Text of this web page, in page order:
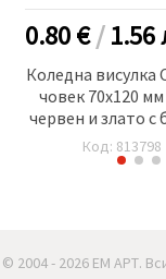
0.80 €/1.56
Коледна висулка
човек 70x120
червен и злато с
-2 броя
Код: 813798
© 2004 - 2026 ЕМ АРТ.